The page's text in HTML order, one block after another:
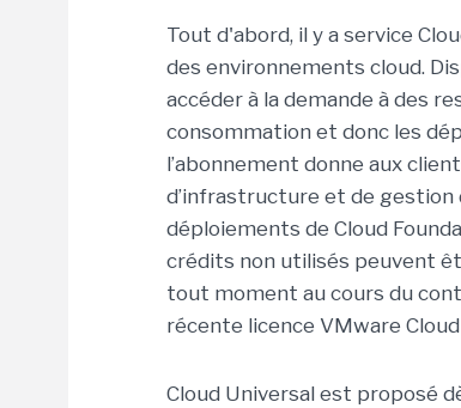
Tout d'abord, il y a service
des environnements cloud.
accéder à la demande à des
consommation et donc les
l’abonnement donne aux
d’infrastructure et de gestion
déploiements de Cloud
crédits non utilisés peuvent
tout moment au cours du
récente licence VMware
Cloud Universal est proposé